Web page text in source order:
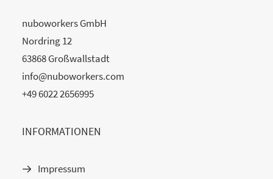
nuboworkers GmbH
Nordring 12
63868 Großwallstadt
info@nuboworkers.com
+49 6022 2656995
INFORMATIONEN
Impressum